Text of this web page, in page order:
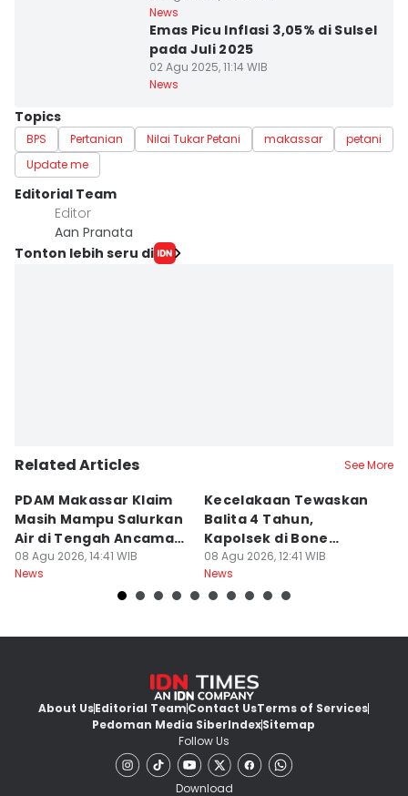
News
Emas Picu Inflasi 3,05% di Sulsel
pada Juli 2025
02 Agu 2025, 11:14 WIB
News
Topics
BPS Pertanian Nilai Tukar Petani makassar petani
Update me
Editorial Team
Editor
Aan Pranata
Tonton lebih seru di
Related Articles See More
PDAM Makassar Klaim
Masih Mampu Salurkan
Air di Tengah Ancaman
Kekeringan
08 Agu 2026, 14:41 WIB
News
Kecelakaan Tewaskan
Balita 4 Tahun,
Kapolsek di Bone
Diperiksa Propam
08 Agu 2026, 12:41 WIB
News
About UsEditorial TeamContact UsTerms of Services
Pedoman Media SiberIndexSitemap
Follow Us
Download